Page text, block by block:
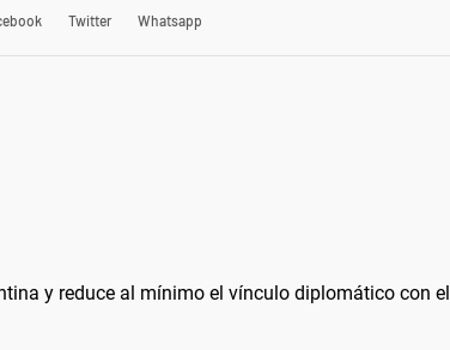
Twitter Whatsapp
y reduce al mínimo el vínculo diplomático con el